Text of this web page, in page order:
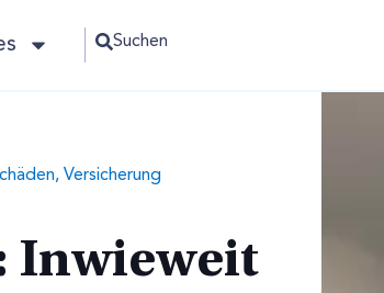
Suchen
Versicherung
Inwieweit